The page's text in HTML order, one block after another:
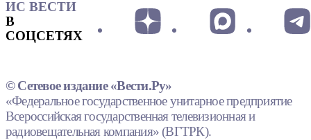
ИС ВЕСТИ
В
СОЦСЕТЯХ
© Сетевое издание «Вести.Ру»
«Федеральное государственное унитарное предприятие
Всероссийская государственная телевизионная и
радиовещательная компания» (ВГТРК).